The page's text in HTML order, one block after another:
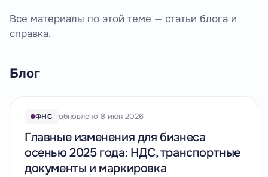
Все материалы по этой теме — статьи блога и
справка.
Блог
ФНС обновлено 8 июн 2026
Главные изменения для бизнеса
осенью 2025 года: НДС, транспортные
документы и маркировка